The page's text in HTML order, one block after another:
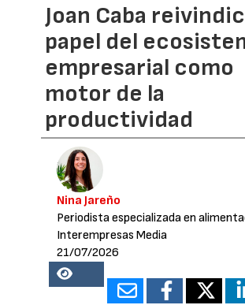
Joan Caba
papel del
empresarial como
motor de la
productividad
Nina Jareño
Periodista especializada en
Interempresas Media
21/07/2026
18351